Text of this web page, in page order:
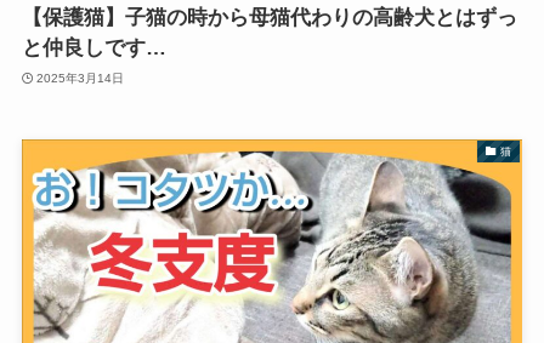
【保護猫】子猫の時から母猫代わりの高齢犬とはずっ
と仲良しです…
2025年3月14日
猫